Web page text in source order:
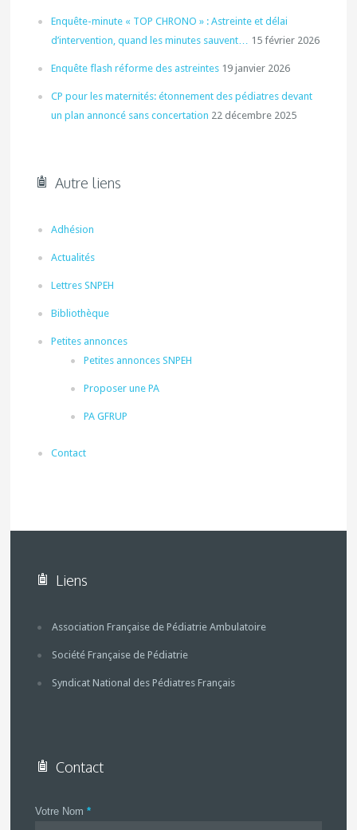
Enquête-minute « TOP CHRONO » : Astreinte et délai
d’intervention, quand les minutes sauvent… 15 février 2026
Enquête flash réforme des astreintes 19 janvier 2026
CP pour les maternités: étonnement des pédiatres devant
un plan annoncé sans concertation 22 décembre 2025
Autre liens
Adhésion
Actualités
Lettres SNPEH
Bibliothèque
Petites annonces
Petites annonces SNPEH
Proposer une PA
PA GFRUP
Contact
Liens
Association Française de Pédiatrie Ambulatoire
Société Française de Pédiatrie
Syndicat National des Pédiatres Français
Contact
Votre Nom *